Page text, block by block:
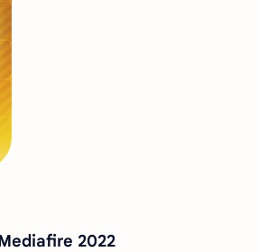
2022